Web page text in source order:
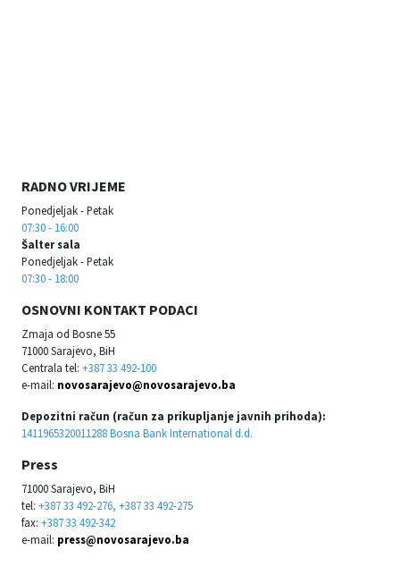
RADNO VRIJEME
Ponedjeljak - Petak
07:30 - 16:00
Šalter sala
Ponedjeljak - Petak
07:30 - 18:00
OSNOVNI KONTAKT PODACI
Zmaja od Bosne 55
71000 Sarajevo, BiH
Centrala tel: +387 33 492-100
e-mail: novosarajevo@novosarajevo.ba
Depozitni račun (račun za prikupljanje javnih prihoda):
1411965320011288 Bosna Bank International d.d.
Press
71000 Sarajevo, BiH
tel: +387 33 492-276, +387 33 492-275
fax: +387 33 492-342
e-mail: press@novosarajevo.ba